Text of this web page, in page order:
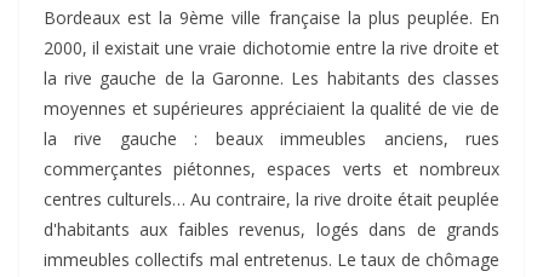
Bordeaux est la 9ème ville française la plus peuplée. En
2000, il existait une vraie dichotomie entre la rive droite et
la rive gauche de la Garonne. Les habitants des classes
moyennes et supérieures appréciaient la qualité de vie de
la rive gauche : beaux immeubles anciens, rues
commerçantes piétonnes, espaces verts et nombreux
centres culturels… Au contraire, la rive droite était peuplée
d'habitants aux faibles revenus, logés dans de grands
immeubles collectifs mal entretenus. Le taux de chômage